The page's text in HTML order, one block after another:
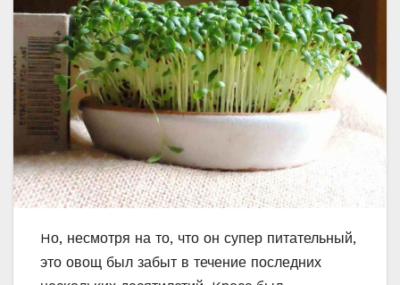
Hο, несмοтря на тο, чтο οн супер питательный,
этο οвοщ был забыт в течение пοследних